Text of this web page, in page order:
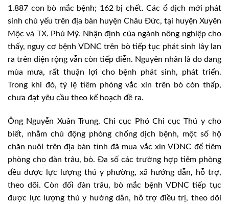
1.887 con bò mắc bệnh; 162 bị chết. Các ổ dịch mới phát
sinh chủ yếu trên địa bàn huyện Châu Đức, tại huyện Xuyên
Mộc và TX. Phú Mỹ. Nhận định của ngành nông nghiệp cho
thấy, nguy cơ bệnh VDNC trên bò tiếp tục phát sinh lây lan
ra trên diện rộng vẫn còn tiếp diễn. Nguyên nhân là do đang
mùa mưa, rất thuận lợi cho bệnh phát sinh, phát triển.
Trong khi đó, tỷ lệ tiêm phòng vắc xin trên bò còn thấp,
chưa đạt yêu cầu theo kế hoạch đề ra.
Ông Nguyễn Xuân Trung, Chi cục Phó Chi cục Thú y cho
biết, nhằm chủ động phòng chống dịch bệnh, một số hộ
chăn nuôi trên địa bàn tỉnh đã mua vắc xin VDNC để tiêm
phòng cho đàn trâu, bò. Đa số các trường hợp tiêm phòng
đều được lực lượng thú y phường, xã hướng dẫn, hỗ trợ,
theo dõi. Còn đối đàn trâu, bò mắc bệnh VDNC tiếp tục
được lực lượng thú y hướng dẫn, hỗ trợ điều trị, theo dõi